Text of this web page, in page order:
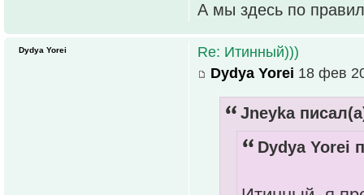
А мы здесь по
Re: Итинный)))
Dydya Yorei 18 фев
Jneyka
Dydya Yorei
Dydya Yorei